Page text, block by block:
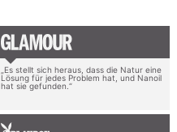
„Es stellt sich heraus, dass die Natur eine
Lösung für jedes Problem hat, und Nanoil
hat sie gefunden.“